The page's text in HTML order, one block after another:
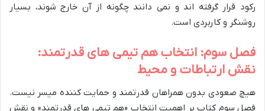
رکود قرار گرفته اند و نمی دانند چگونه از آن خارج شوند، بسیار
روشنگر و کاربردی است.
فصل سوم: انتخاب هم تیمی های قدرتمند:
نقش ارتباطات و محیط
هیچ صعودی بدون همراهان قدرتمند و حمایت کننده میسر نیست.
فصل سوم کتاب بر اهمیت انتخاب «هم تیمی های قدرتمند» و نقش